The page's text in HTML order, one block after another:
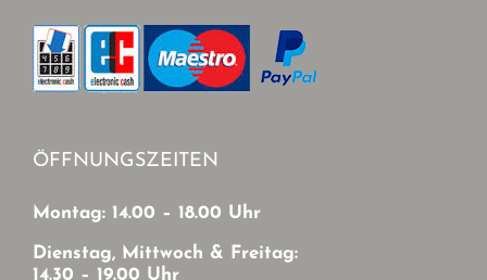
ÖFFNUNGSZEITEN
Montag: 14.00 – 18.00 Uhr
Dienstag, Mittwoch & Freitag:
14.30 – 19.00 Uhr